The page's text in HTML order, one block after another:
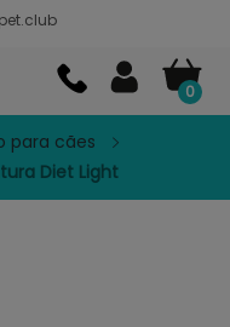
0
para cães
Diet Light